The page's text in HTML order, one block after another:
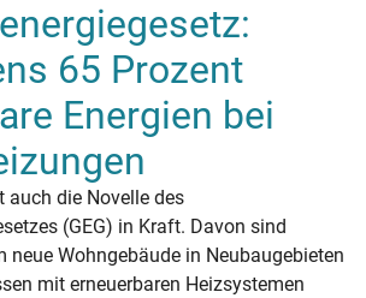
65 Prozent
Energien bei
die Novelle des
(GEG) in Kraft. Davon sind
neue Wohngebäude in Neubaugebieten
mit erneuerbaren Heizsystemen